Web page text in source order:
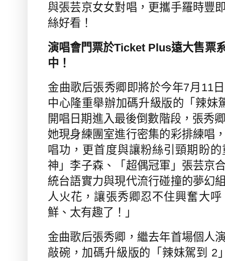
與張芸京女女對唱，更攜手羅時豐
絲好看！
演唱會門票於Ticket Plus遠大售票
中！
金曲歌后張秀卿即將於今年7月 11
中心隆重舉辦加碼升級版的「辣妹
開唱日期進入最後倒數階段，張秀
她現身練團室進行密集的彩排練唱
唱功，更首度與讓粉絲引頸期盼
神」李子森、「超偶冠軍」張芸京
統台語實力與現代流行碰撞的夢幻
人火花，讓張秀卿忍不住興奮大
鮮、太有趣了！」
金曲歌后張秀卿，繼去年首場個人
敲碗，加碼升級版的「辣妹駕到 2